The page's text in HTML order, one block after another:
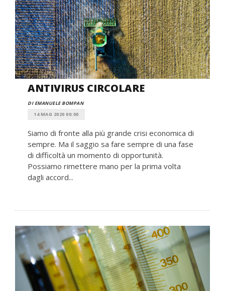
ANTIVIRUS CIRCOLARE
DI EMANUELE BOMPAN
14 MAG 2020 00:00
Siamo di fronte alla più grande crisi economica di
sempre. Ma il saggio sa fare sempre di una fase
di difficoltà un momento di opportunità.
Possiamo rimettere mano per la prima volta
dagli accord...